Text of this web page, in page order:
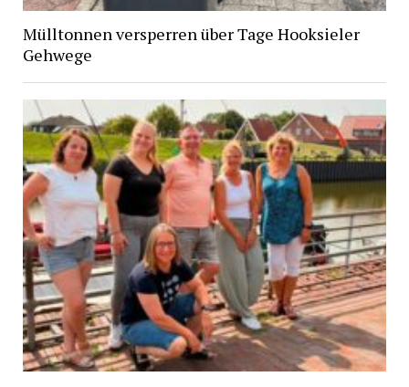
Mülltonnen versperren über Tage Hooksieler
Gehwege